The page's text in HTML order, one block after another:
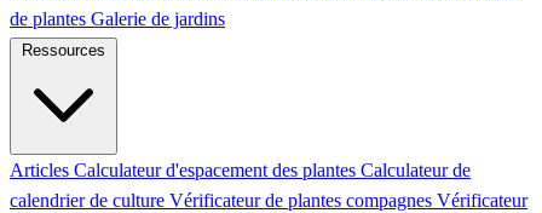
de plantes Galerie de jardins
Ressources
Articles Calculateur d'espacement des plantes Calculateur de
calendrier de culture Vérificateur de plantes compagnes Vérificateur